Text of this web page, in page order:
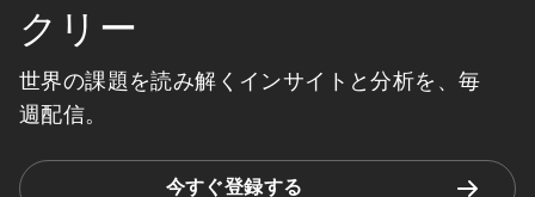
クリー
世界の課題を読み解くインサイトと分析を、毎
週配信。
今すぐ登録する